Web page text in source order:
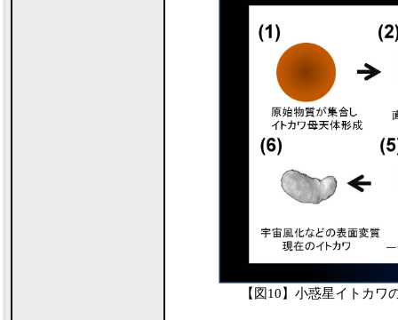
【図10】小惑星イトカ